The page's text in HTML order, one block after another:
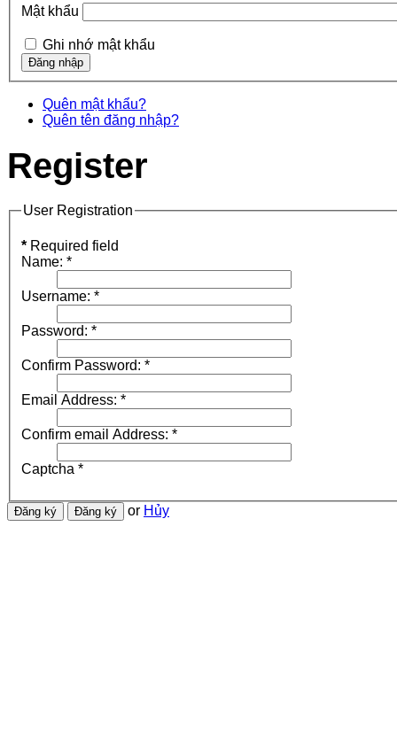
Mật khẩu
Ghi nhớ mật khẩu
Quên mật khẩu?
Quên tên đăng nhập?
Register
User Registration
* Required field
Name: *
Username: *
Password: *
Confirm Password: *
Email Address: *
Confirm email Address: *
Captcha *
or Hủy